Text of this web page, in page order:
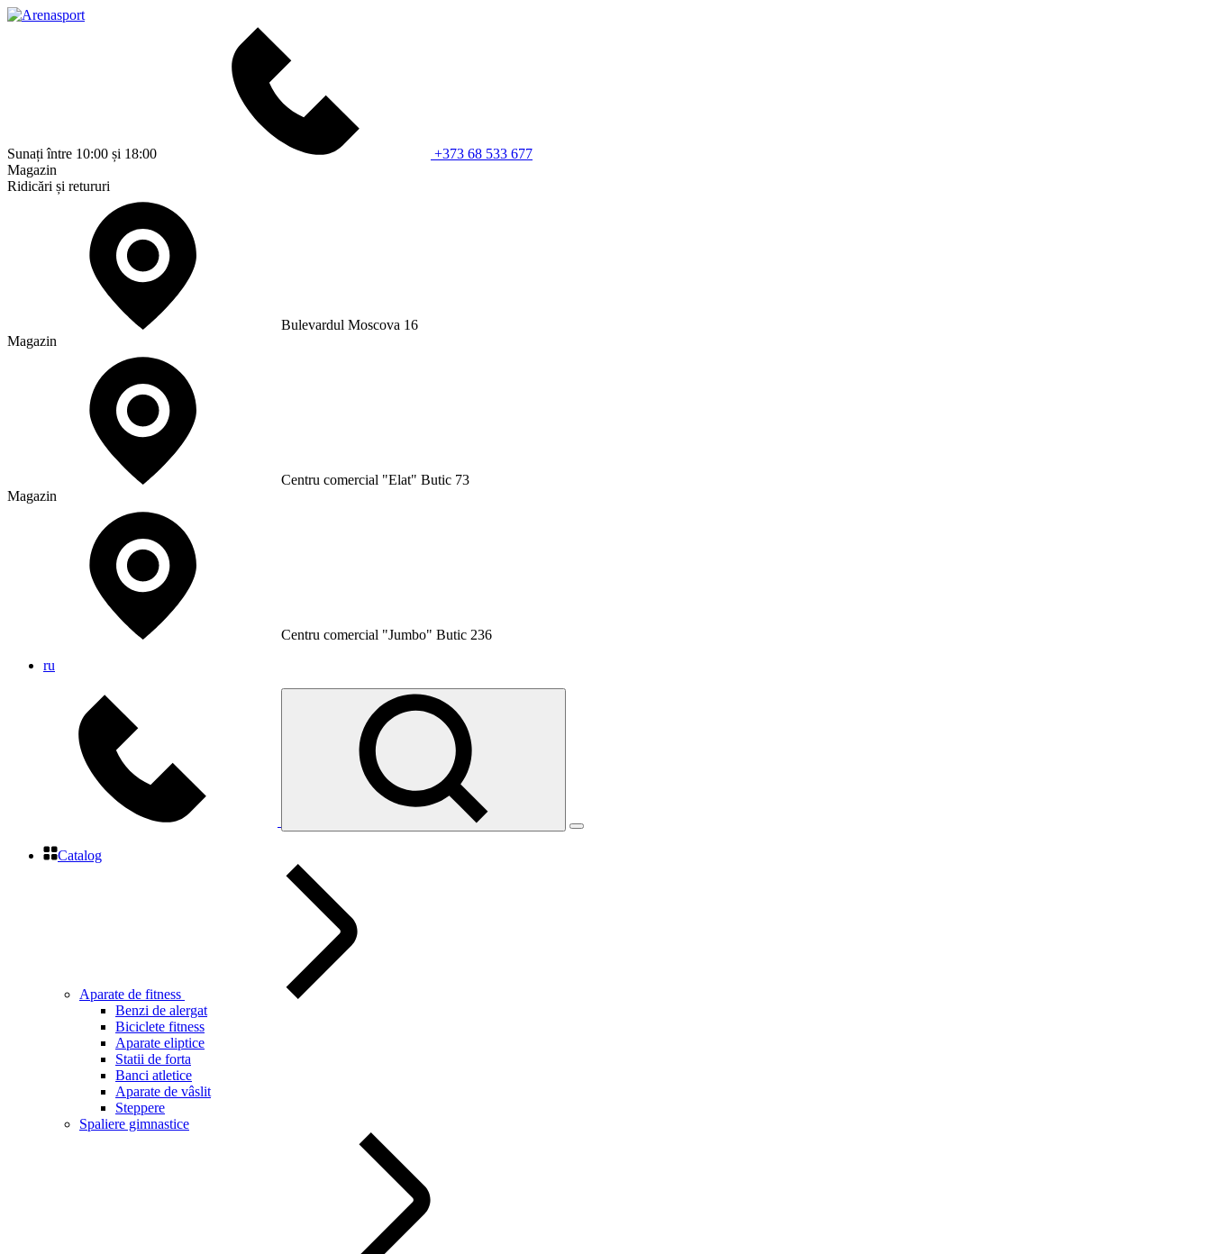
Sunați între 10:00 și 18:00
+373 68 533 677
Magazin
Ridicări și retururi
Bulevardul Moscova 16
Magazin
Сentru comercial "Elat" Butic 73
Magazin
Сentru comercial "Jumbo" Butic 236
ru
Catalog
Aparate de fitness
Benzi de alergat
Biciclete fitness
Aparate eliptice
Statii de forta
Banci atletice
Aparate de vâslit
Steppere
Spaliere gimnastice